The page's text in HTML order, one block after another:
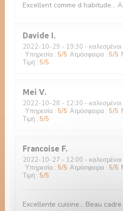
Excellent comme d habitude...
Davide I
2022-10-29 - 19:30 - καλεσμένοι
Υπηρεσία : 5/5 Ατμόσφαιρα : 5/5
Τιμή : 5/5
Mei V
2022-10-28 - 12:30 - καλεσμένοι
Υπηρεσία : 5/5 Ατμόσφαιρα : 5/5
Τιμή : 5/5
Francoise F
2022-10-27 - 12:00 -
Υπηρεσία : 5/5 Ατμόσφαιρα : 5/5
Τιμή : 5/5
Excellente cuisine... Beau